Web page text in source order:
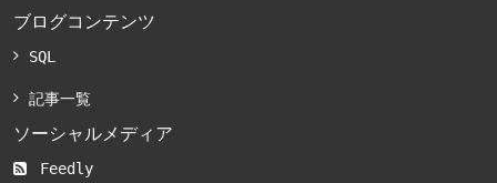
ブログコンテンツ
SQL
記事一覧
ソーシャルメディア
Feedly